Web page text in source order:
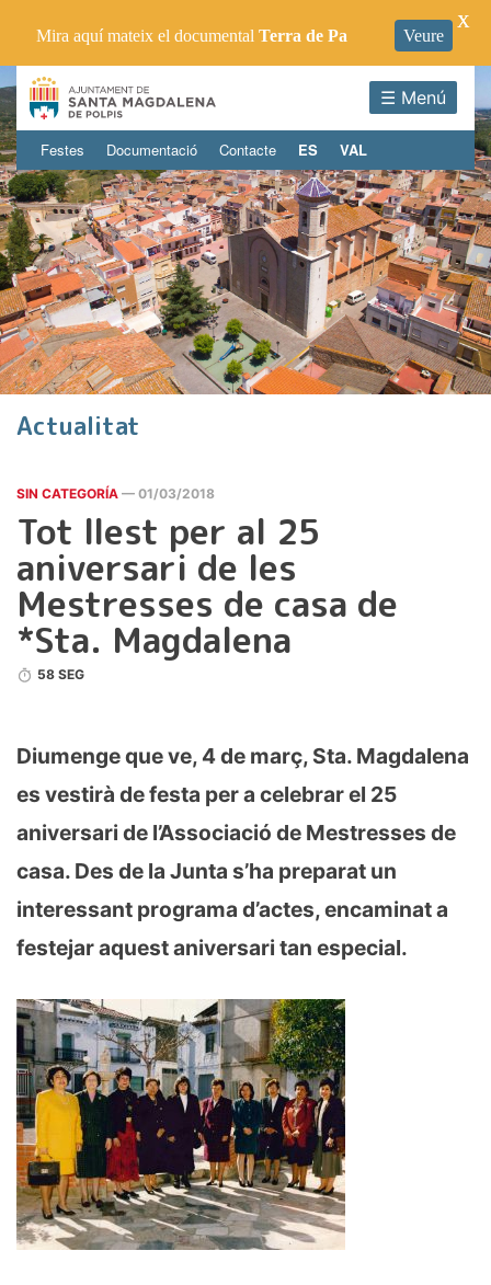
☰ Menú
Festes Documentació Contacte ES VAL
Actualitat
SIN CATEGORÍA — 01/03/2018
Tot llest per al 25
aniversari de les
Mestresses de casa de
*Sta. Magdalena
58 SEG
Diumenge que ve, 4 de març, Sta. Magdalena
es vestirà de festa per a celebrar el 25
aniversari de l’Associació de Mestresses de
casa. Des de la Junta s’ha preparat un
interessant programa d’actes, encaminat a
festejar aquest aniversari tan especial.
Mira aquí mateix el documental Terra de Pa Veure
X